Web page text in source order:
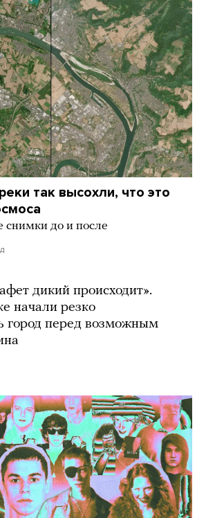
так высохли, что это
снимки до и после
дикий происходит».
начали резко
город перед возможным